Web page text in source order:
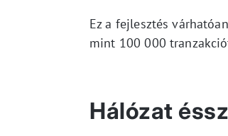
Ez a fejlesztés
mint 100 000
Hálózat